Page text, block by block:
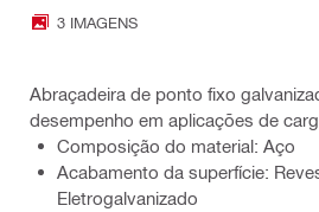
3 IMAGENS
Abraçadeira de ponto fixo
desempenho em aplicações de
Composição do material: Aço
Acabamento da superfície:
Eletrogalvanizado